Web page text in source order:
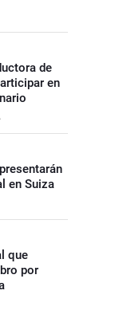
de
en
en Suiza
que
por